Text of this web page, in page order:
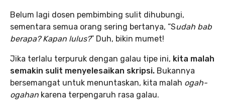
Belum lagi dosen pembimbing sulit dihubungi,
sementara semua orang sering bertanya, “Sudah bab
berapa? Kapan lulus?” Duh, bikin mumet!
Jika terlalu terpuruk dengan galau tipe ini, kita malah
semakin sulit menyelesaikan skripsi. Bukannya
bersemangat untuk menuntaskan, kita malah ogah-
ogahan karena terpengaruh rasa galau.